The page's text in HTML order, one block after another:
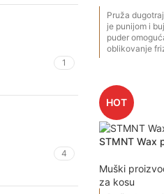
1
4
Pruža
je punijom i
puder
oblikovanje
HOT
STMNT Wax
Muški
za kosu